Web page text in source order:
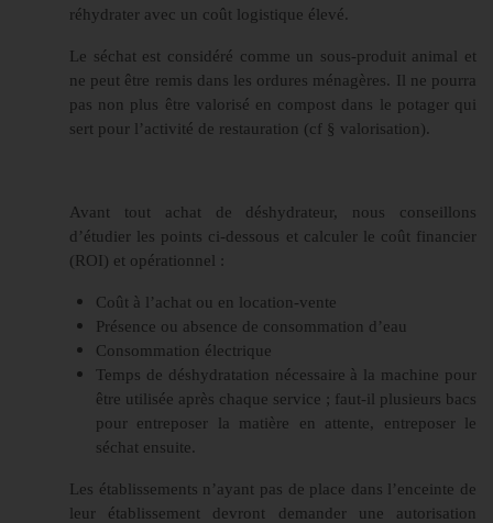
réhydrater avec un coût logistique élevé.
Le séchat est considéré comme un sous-produit animal et
ne peut être remis dans les ordures ménagères. Il ne pourra
pas non plus être valorisé en compost dans le potager qui
sert pour l’activité de restauration (cf § valorisation).
Avant tout achat de déshydrateur, nous conseillons
d’étudier les points ci-dessous et calculer le coût financier
(ROI) et opérationnel :
Coût à l’achat ou en location-vente
Présence ou absence de consommation d’eau
Consommation électrique
Temps de déshydratation nécessaire à la machine pour
être utilisée après chaque service ; faut-il plusieurs bacs
pour entreposer la matière en attente, entreposer le
séchat ensuite.
Les établissements n’ayant pas de place dans l’enceinte de
leur établissement devront demander une autorisation